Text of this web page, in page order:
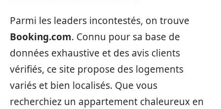
Parmi les leaders incontestés, on trouve
Booking.com. Connu pour sa base de
données exhaustive et des avis clients
vérifiés, ce site propose des logements
variés et bien localisés. Que vous
recherchiez un appartement chaleureux en